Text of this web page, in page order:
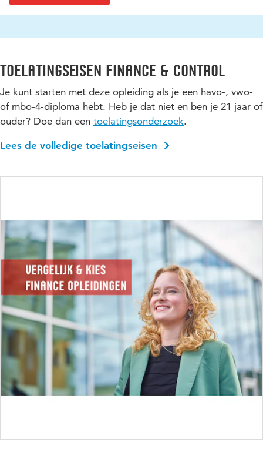
Toelatingseisen Finance & Control
Je kunt starten met deze opleiding als je een havo-, vwo-
of mbo-4-diploma hebt. Heb je dat niet en ben je 21 jaar of
ouder? Doe dan een toelatingsonderzoek.
Lees de volledige toelatingseisen